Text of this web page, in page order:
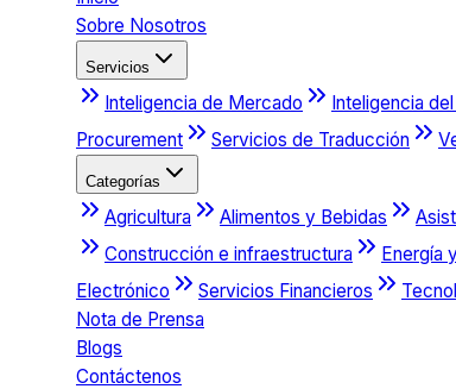
Sobre Nosotros
Servicios
Inteligencia de Mercado Inteligencia
Procurement
Servicios de Traducción
Categorías
Agricultura Alimentos y Bebidas
Construcción e infraestructura
Energía
Electrónico
Servicios Financieros
Nota de Prensa
Blogs
Contáctenos